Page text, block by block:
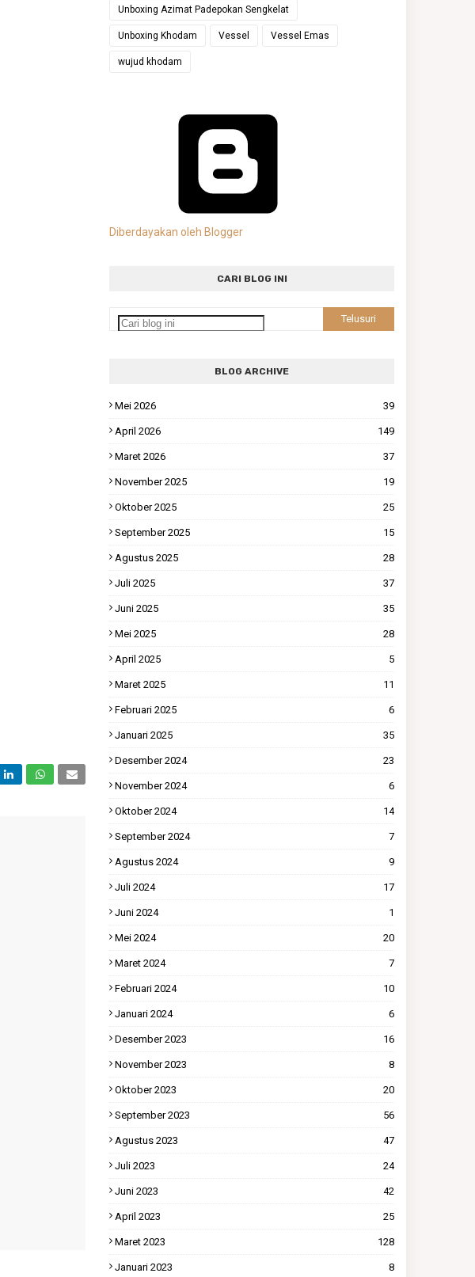
Unboxing Azimat Padepokan Sengkelat
Unboxing Khodam Vessel Vessel Emas
wujud khodam
Diberdayakan oleh Blogger
CARI BLOG INI
BLOG ARCHIVE
Mei 2026 39
April 2026 149
Maret 2026 37
November 2025 19
Oktober 2025 25
September 2025 15
Agustus 2025 28
Juli 2025 37
Juni 2025 35
Mei 2025 28
April 2025 5
Maret 2025 11
Februari 2025 6
Januari 2025 35
Desember 2024 23
November 2024 6
Oktober 2024 14
September 2024 7
Agustus 2024 9
Juli 2024 17
Juni 2024 1
Mei 2024 20
Maret 2024 7
Februari 2024 10
Januari 2024 6
Desember 2023 16
November 2023 8
Oktober 2023 20
September 2023 56
Agustus 2023 47
Juli 2023 24
Juni 2023 42
April 2023 25
Maret 2023 128
Januari 2023 8